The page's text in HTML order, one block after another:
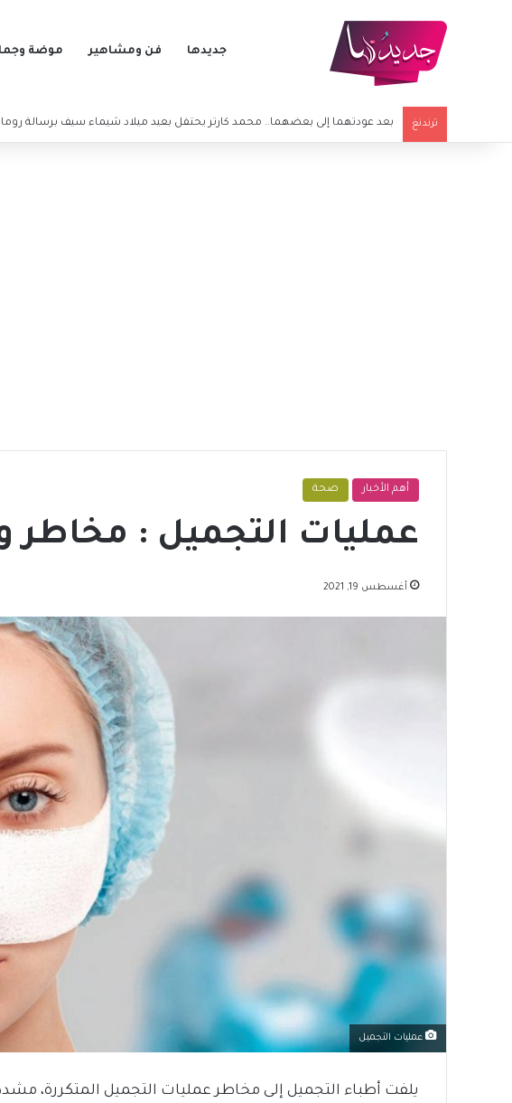
جديدها فن ومشاهير موضة
ترندنغ محمد هنيدي برسالة مؤثرة بعد وفاة شقيقه
أهم الأخبار صحة
عمليات التجميل : مخاطر
أغسطس 19, 2021
عمليات التجميل
يلفت أطباء التجميل إلى مخاطر عمليات التجميل المتكررة،